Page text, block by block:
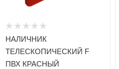
НАЛИЧНИК
ТЕЛЕСКОПИЧЕСКИЙ F
ПВХ КРАСНЫЙ